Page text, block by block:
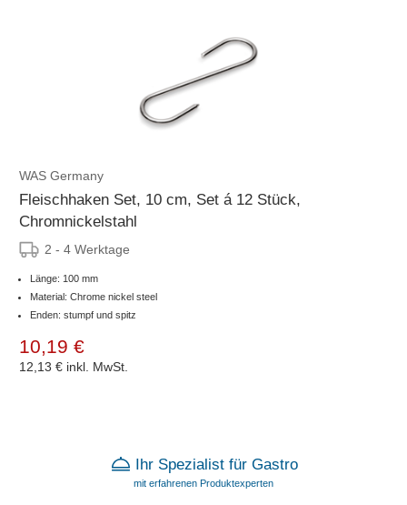
WAS Germany
Fleischhaken Set, 10 cm, Set á 12 Stück,
Chromnickelstahl
2 - 4 Werktage
Länge: 100 mm
Material: Chrome nickel steel
Enden: stumpf und spitz
10,19 €
12,13 € inkl. MwSt.
Ihr Spezialist für Gastro
mit erfahrenen Produktexperten